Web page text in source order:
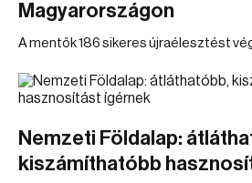
Magyarországon
A mentők 186 sikeres újraélesztést
Nemzeti Földalap:
kiszámíthatóbb